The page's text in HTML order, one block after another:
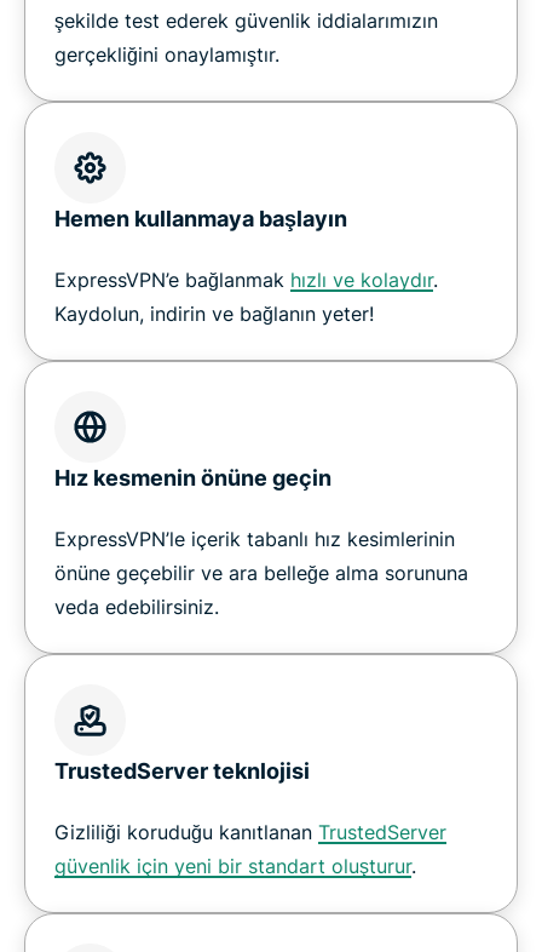
şekilde test ederek güvenlik iddialarımızın
gerçekliğini onaylamıştır.
Hemen kullanmaya başlayın
ExpressVPN’e bağlanmak hızlı ve kolaydır.
Kaydolun, indirin ve bağlanın yeter!
Hız kesmenin önüne geçin
ExpressVPN’le içerik tabanlı hız kesimlerinin
önüne geçebilir ve ara belleğe alma sorununa
veda edebilirsiniz.
TrustedServer teknlojisi
Gizliliği koruduğu kanıtlanan TrustedServer
güvenlik için yeni bir standart oluşturur.